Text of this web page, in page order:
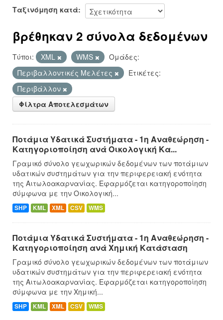
Ταξινόμηση κατά
βρέθηκαν 2 σύνολα δεδομένων
Τύποι: XML WMS
Ομάδες:
Περιβαλλοντικές Μελέτες
Ετικέτες:
Περιβάλλον
Φίλτρα Αποτελεσμάτων
Ποτάμια Υδατικά Συστήματα - 1η Αναθεώρηση -
Κατηγοριοποίηση ανά Οικολογική Κα...
Γραμικό σύνολο γεωχωρικών δεδομένων των ποτάμιων
υδατικών συστημάτων για την περιφερειακή ενότητα
της Αιτωλοακαρνανίας. Εφαρμόζεται κατηγοροποίηση
σύμφωνα με την Οικολογική...
SHP KML XML CSV WMS
Ποτάμια Υδατικά Συστήματα - 1η Αναθεώρηση -
Κατηγοριοποίηση ανά Χημική Κατάσταση
Γραμικό σύνολο γεωχωρικών δεδομένων των ποτάμιων
υδατικών συστημάτων για την περιφερειακή ενότητα
της Αιτωλοακαρνανίας. Εφαρμόζεται κατηγοροποίηση
σύμφωνα με την Χημική...
SHP KML XML CSV WMS